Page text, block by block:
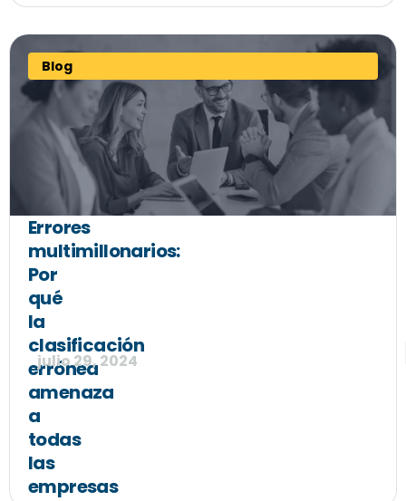
Blog
Errores
multimillonarios:
Por
qué
la
clasificación
errónea
amenaza
a
todas
las
empresas
julio 29, 2024